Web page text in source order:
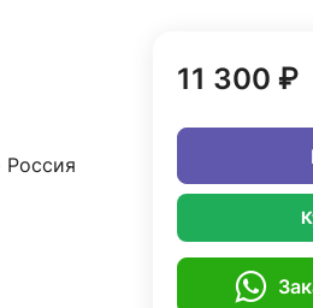
Россия
11 300 ₽